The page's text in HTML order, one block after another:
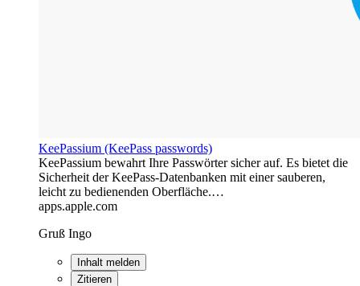
‎KeePassium (KeePass passwords)
‎KeePassium bewahrt Ihre Passwörter sicher auf. Es bietet die
Sicherheit der KeePass-Datenbanken mit einer sauberen,
leicht zu bedienenden Oberfläche.…
apps.apple.com
Gruß Ingo
Inhalt melden
Zitieren